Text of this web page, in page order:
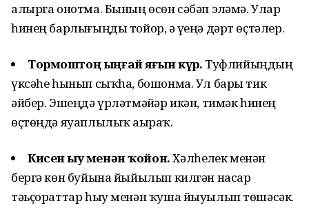
алырға онотма. Бының өсөн сәбәп эҙләмә. Улар
һинең барлығыңды тойор, ә үҙеңә дәрт өҫтәлер.
Тормоштоң ыңғай яғын күр. Туфлийыңдың
үксәһе һынып сыҡһа, бошонма. Ул бары тик
әйбер. Эшеңдә үрләтмәйҙәр икән, тимәк һинең
өҫтөңдә яуаплылыҡ аҙыраҡ.
Кисен һыу менән ҡойон.Хәлһеҙлек менән
бергә көн буйына йыйылып килгән насар
тәьҫораттар һыу менән ҡуша йыуылып төшәсәк.